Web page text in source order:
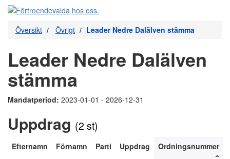
Översikt Övrigt Leader Nedre Dalälven stämma
Leader Nedre Dalälven
stämma
Mandatperiod: 2023-01-01 - 2026-12-31
Uppdrag (2 st)
Efternamn Förnamn Parti Uppdrag Ordningsnummer